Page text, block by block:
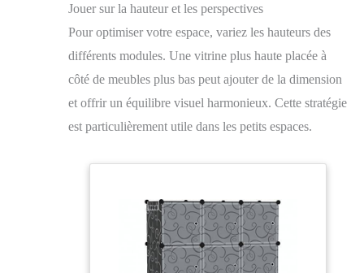
Jouer sur la hauteur et les perspectives
Pour optimiser votre espace, variez les hauteurs des
différents modules. Une vitrine plus haute placée à
côté de meubles plus bas peut ajouter de la dimension
et offrir un équilibre visuel harmonieux. Cette stratégie
est particulièrement utile dans les petits espaces.